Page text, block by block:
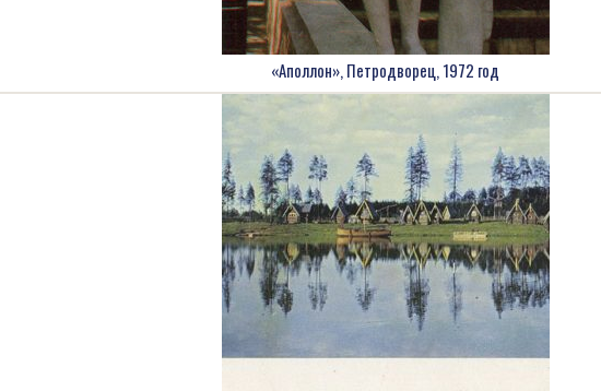
«Аполлон», Петродворец, 1972 год